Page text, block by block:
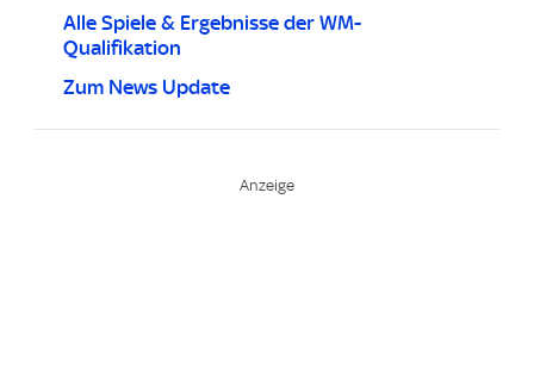
Alle Spiele & Ergebnisse der WM-
Qualifikation
Zum News Update